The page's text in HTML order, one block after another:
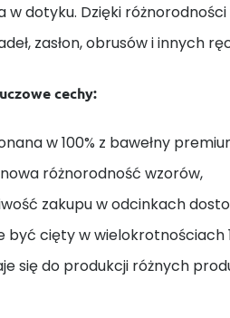
w dotyku. Dzięki
zasłon, obrusów i innych
cechy:
w 100% z bawełny
różnorodność wzorów,
zakupu w odcinkach
być cięty w wielokrotnościach
się do produkcji różnych